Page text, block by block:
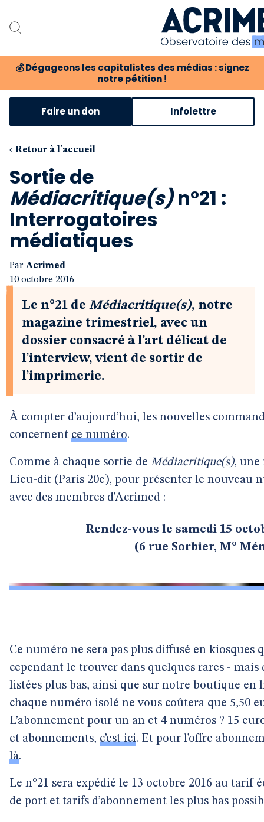
💰 Dégageons les capitalistes des médias : signez
notre pétition !
Notre critique des
Boutique
Faire un don Infolettre
‹ Retour à l'accueil
Sortie de
Médiacritique(s)n°21 :
Interrogatoires
médiatiques
Par Acrimed
10 octobre 2016
Le n°21 de Médiacritique(s), notre
magazine trimestriel, avec un
dossier consacré à l’art délicat de
l’interview, vient de sortir de
l’imprimerie.
À compter d’aujourd’hui, les nouvelles
concernent ce numéro.
Comme à chaque sortie de Médiacritique(s), une
Lieu-dit (Paris 20e), pour présenter le nouveau
avec des membres d’Acrimed :
Rendez-vous le samedi 15
(6 rue Sorbier, M°
Ce numéro ne sera pas plus diffusé en kiosques
cependant le trouver dans quelques rares -
listées plus bas, ainsi que sur notre boutique en
chaque numéro isolé ne vous coûtera que 5,50
L’abonnement pour un an et 4 numéros ? 15
et abonnements, c’est ici. Et pour l’offre
là.
Le n°21 sera expédié le 13 octobre 2016 au
de port et tarifs d’abonnement les plus bas